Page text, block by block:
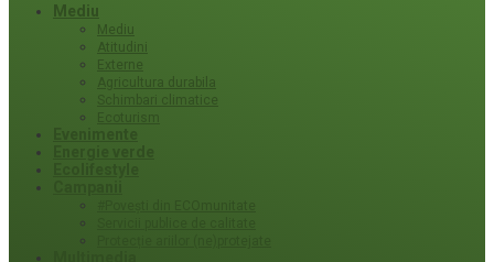
Mediu
Mediu
Atitudini
Externe
Agricultura durabila
Schimbari climatice
Ecoturism